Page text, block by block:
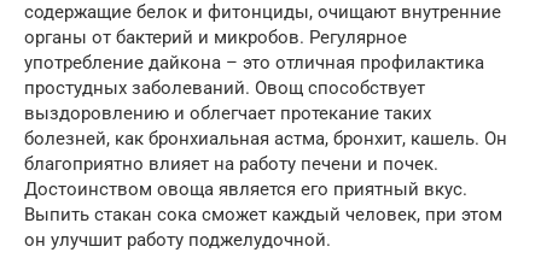
содержащие белок и фитонциды, очищают внутренние
органы от бактерий и микробов. Регулярное
употребление дайкона – это отличная профилактика
простудных заболеваний. Овощ способствует
выздоровлению и облегчает протекание таких
болезней, как бронхиальная астма, бронхит, кашель. Он
благоприятно влияет на работу печени и почек.
Достоинством овоща является его приятный вкус.
Выпить стакан сока сможет каждый человек, при этом
он улучшит работу поджелудочной.